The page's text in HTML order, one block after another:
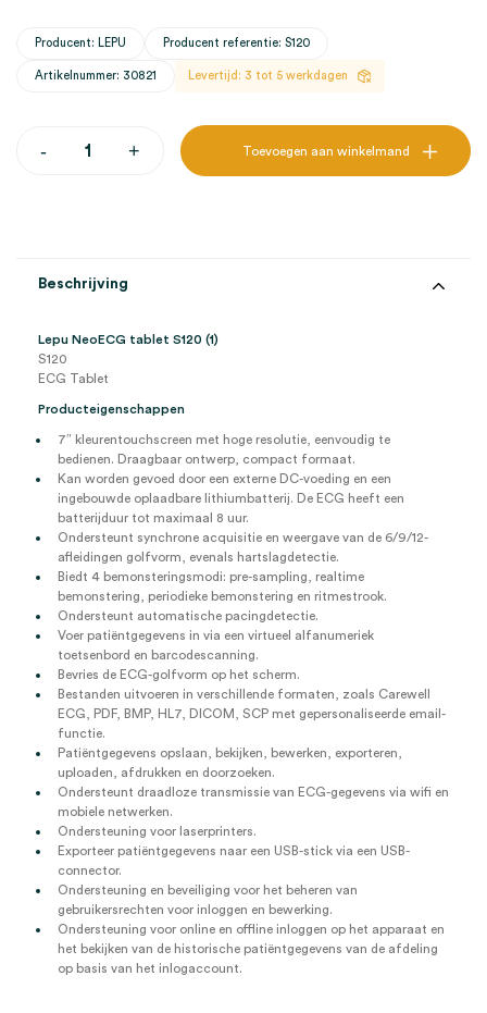
Producent: LEPU Producent referentie: S120
Artikelnummer: 30821 Levertijd: 3 tot 5 werkdagen
- + Toevoegen aan winkelmand
Beschrijving
Lepu NeoECG tablet S120 (1)
S120
ECG Tablet
Producteigenschappen
7″ kleurentouchscreen met hoge resolutie, eenvoudig te
bedienen. Draagbaar ontwerp, compact formaat.
Kan worden gevoed door een externe DC-voeding en een
ingebouwde oplaadbare lithiumbatterij. De ECG heeft een
batterijduur tot maximaal 8 uur.
Ondersteunt synchrone acquisitie en weergave van de 6/9/12-
afleidingen golfvorm, evenals hartslagdetectie.
Biedt 4 bemonsteringsmodi: pre-sampling, realtime
bemonstering, periodieke bemonstering en ritmestrook.
Ondersteunt automatische pacingdetectie.
Voer patiëntgegevens in via een virtueel alfanumeriek
toetsenbord en barcodescanning.
Bevries de ECG-golfvorm op het scherm.
Bestanden uitvoeren in verschillende formaten, zoals Carewell
ECG, PDF, BMP, HL7, DICOM, SCP met gepersonaliseerde email-
functie.
Patiëntgegevens opslaan, bekijken, bewerken, exporteren,
uploaden, afdrukken en doorzoeken.
Ondersteunt draadloze transmissie van ECG-gegevens via wifi en
mobiele netwerken.
Ondersteuning voor laserprinters.
Exporteer patiëntgegevens naar een USB-stick via een USB-
connector.
Ondersteuning en beveiliging voor het beheren van
gebruikersrechten voor inloggen en bewerking.
Ondersteuning voor online en offline inloggen op het apparaat en
het bekijken van de historische patiëntgegevens van de afdeling
op basis van het inlogaccount.